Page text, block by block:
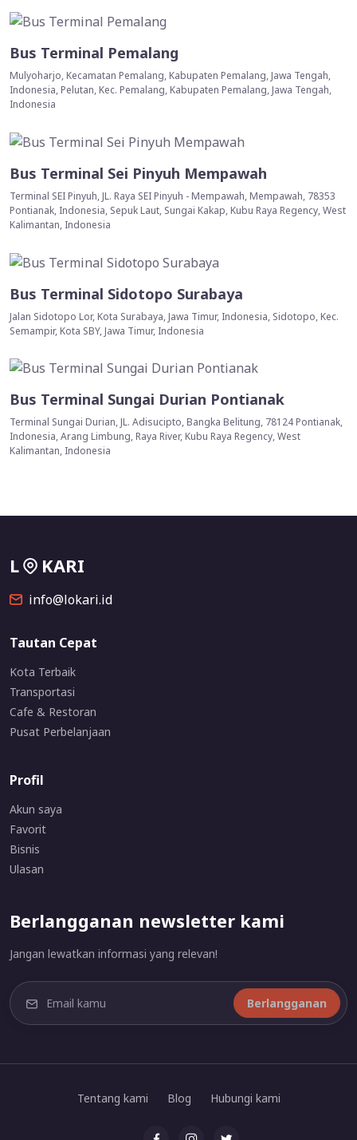
Bus Terminal Pemalang
Mulyoharjo, Kecamatan Pemalang, Kabupaten Pemalang, Jawa Tengah,
Indonesia, Pelutan, Kec. Pemalang, Kabupaten Pemalang, Jawa Tengah,
Indonesia
Bus Terminal Sei Pinyuh Mempawah
Terminal SEI Pinyuh, JL. Raya SEI Pinyuh - Mempawah, Mempawah, 78353
Pontianak, Indonesia, Sepuk Laut, Sungai Kakap, Kubu Raya Regency, West
Kalimantan, Indonesia
Bus Terminal Sidotopo Surabaya
Jalan Sidotopo Lor, Kota Surabaya, Jawa Timur, Indonesia, Sidotopo, Kec.
Semampir, Kota SBY, Jawa Timur, Indonesia
Bus Terminal Sungai Durian Pontianak
Terminal Sungai Durian, JL. Adisucipto, Bangka Belitung, 78124 Pontianak,
Indonesia, Arang Limbung, Raya River, Kubu Raya Regency, West
Kalimantan, Indonesia
L KARI
info@lokari.id
Tautan Cepat
Kota Terbaik
Transportasi
Cafe & Restoran
Pusat Perbelanjaan
Profil
Akun saya
Favorit
Bisnis
Ulasan
Berlangganan newsletter kami
Jangan lewatkan informasi yang relevan!
Berlangganan
Tentang kami Blog Hubungi kami